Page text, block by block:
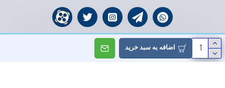
اضافه به سبد خرید